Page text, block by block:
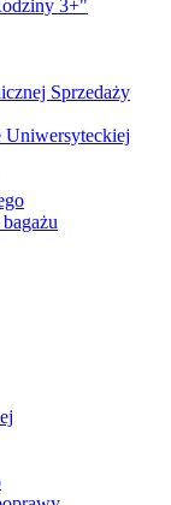
3+"
Sprzedaży
Uniwersyteckiej